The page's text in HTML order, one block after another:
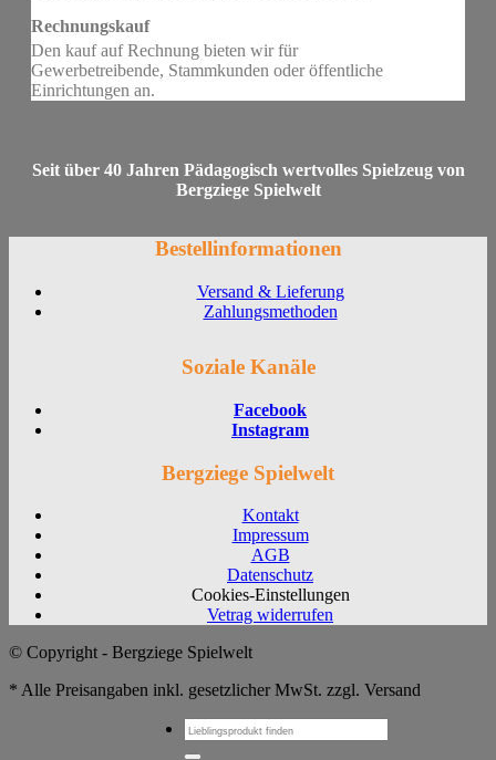
Rechnungskauf
Den kauf auf Rechnung bieten wir für
Gewerbetreibende, Stammkunden oder öffentliche
Einrichtungen an.
Seit über 40 Jahren Pädagogisch wertvolles Spielzeug von
Bergziege Spielwelt
Bestellinformationen
Versand & Lieferung
Zahlungsmethoden
Soziale Kanäle
Facebook
Instagram
Bergziege Spielwelt
Kontakt
Impressum
AGB
Datenschutz
Cookies-Einstellungen
Vetrag widerrufen
© Copyright - Bergziege Spielwelt
* Alle Preisangaben inkl. gesetzlicher MwSt. zzgl. Versand
Suchen
nach: